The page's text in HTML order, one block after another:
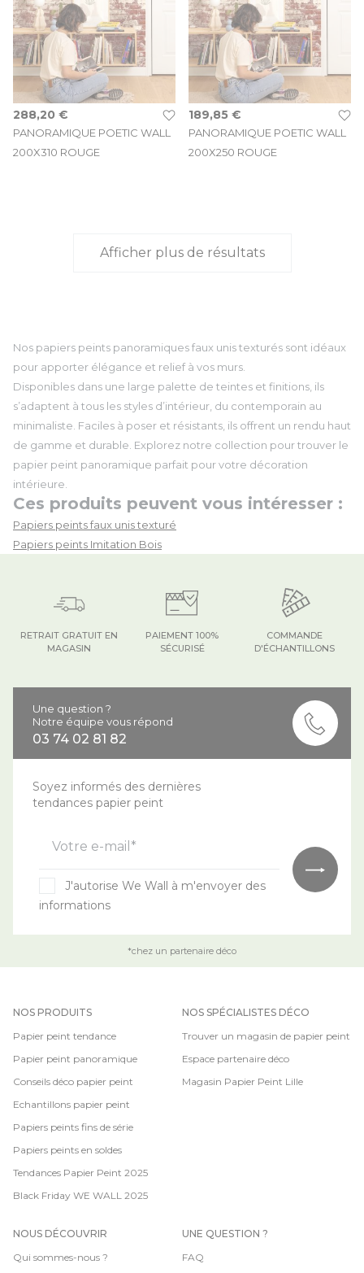
PANORAMIQUE POETIC WALL
200X310 ROUGE
288,20 €
PANORAMIQUE POETIC WALL
200X250 ROUGE
189,85 €
Afficher plus de résultats
Nos papiers peints panoramiques faux unis texturés sont idéaux
pour apporter élégance et relief à vos murs.
Disponibles dans une large palette de teintes et finitions, ils
s’adaptent à tous les styles d’intérieur, du contemporain au
minimaliste. Faciles à poser et résistants, ils offrent un rendu haut
de gamme et durable. Explorez notre collection pour trouver le
papier peint panoramique parfait pour votre décoration
intérieure.
Ces produits peuvent vous intéresser :
Papiers peints faux unis texturé
Papiers peints Imitation Bois
COMMANDE
D'ÉCHANTILLONS
PAIEMENT 100%
SÉCURISÉ
RETRAIT GRATUIT EN
MAGASIN
Une question ?
Notre équipe vous répond
03 74 02 81 82
Soyez informés des dernières
tendances papier peint
Votre e-mail*
J'autorise We Wall à m'envoyer des
informations
*chez un partenaire déco
NOS PRODUITS
Papier peint tendance
Papier peint panoramique
Conseils déco papier peint
Echantillons papier peint
Papiers peints fins de série
Papiers peints en soldes
Tendances Papier Peint 2025
Black Friday WE WALL 2025
NOS SPÉCIALISTES DÉCO
Trouver un magasin de papier peint
Espace partenaire déco
Magasin Papier Peint Lille
NOUS DÉCOUVRIR
Qui sommes-nous ?
UNE QUESTION ?
FAQ